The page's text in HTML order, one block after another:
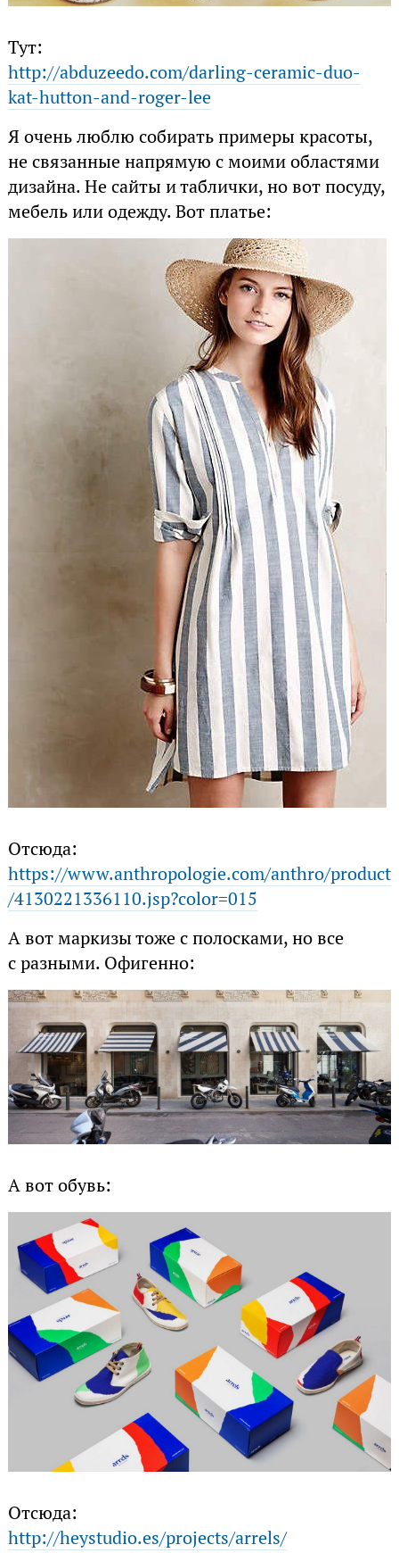
Тут:
http://abduzeedo.com/darling-ceramic-duo-
kat-hutton-and-roger-lee
Я очень люблю собирать примеры красоты,
не связанные напрямую с моими областями
дизайна. Не сайты и таблички, но вот посуду,
мебель или одежду. Вот платье:
Отсюда:
https://www.anthropologie.com/anthro/product
/4130221336110.jsp?color=015
А вот маркизы тоже с полосками, но все
с разными. Офигенно:
А вот обувь:
Отсюда:
http://heystudio.es/projects/arrels/